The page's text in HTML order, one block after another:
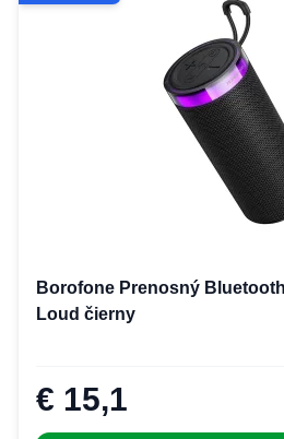
Borofone Prenosný
Loud čierny
€ 15,1